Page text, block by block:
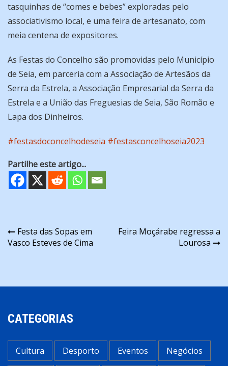
tasquinhas de “comes e bebes” exploradas pelo
associativismo local, e uma feira de artesanato, com
meia centena de expositores.
As Festas do Concelho são promovidas pelo Município
de Seia, em parceria com a Associação de Artesãos da
Serra da Estrela, a Associação Empresarial da Serra da
Estrela e a União das Freguesias de Seia, São Romão e
Lapa dos Dinheiros.
#festasdoconcelhodeseia #festasconcelhoseia2023
Partilhe este artigo...
Navegação
de
Festa das Sopas em
Vasco Esteves de Cima
Feira Moçárabe regressa a
Lourosa
CATEGORIAS
Cultura Desporto Eventos Negócios